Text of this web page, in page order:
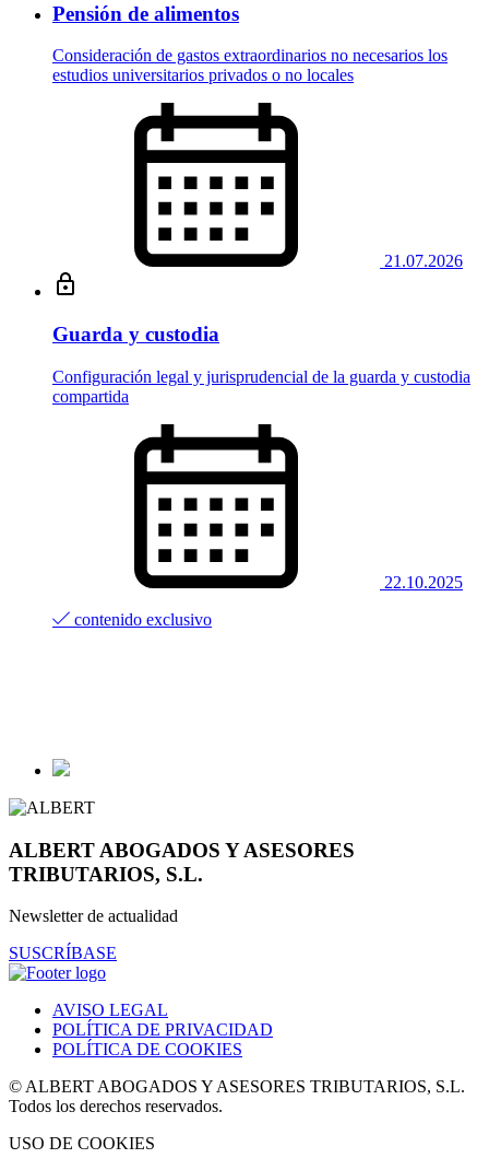
Pensión de alimentos
Consideración de gastos extraordinarios no necesarios los
estudios universitarios privados o no locales
21.07.2026
Guarda y custodia
Configuración legal y jurisprudencial de la guarda y custodia
compartida
22.10.2025
contenido exclusivo
ALBERT ABOGADOS Y ASESORES
TRIBUTARIOS, S.L.
Newsletter de actualidad
SUSCRÍBASE
AVISO LEGAL
POLÍTICA DE PRIVACIDAD
POLÍTICA DE COOKIES
© ALBERT ABOGADOS Y ASESORES TRIBUTARIOS, S.L.
Todos los derechos reservados.
USO DE COOKIES